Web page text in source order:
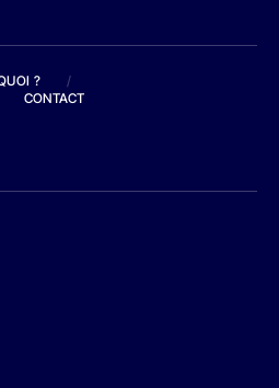
?
/
CONTACT